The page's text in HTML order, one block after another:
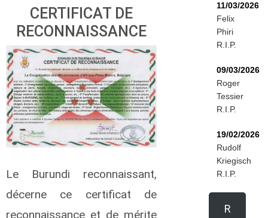
CERTIFICAT DE
RECONNAISSANCE
Le Burundi reconnaissant,
décerne ce certificat de
reconnaissance et de mérite
11/03/2026
Felix
Phiri
R.I.P.
09/03/2026
Roger
Tessier
R.I.P.
19/02/2026
Rudolf
Kriegisch
R.I.P.
R